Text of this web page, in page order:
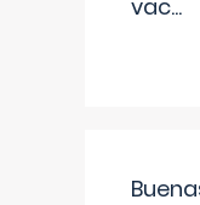
vac...